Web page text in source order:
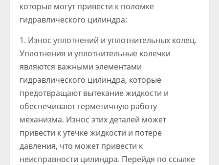
которые могут привести к поломке
гидравлического цилиндра:
1. Износ уплотнений и уплотнительных колец.
Уплотнения и уплотнительные колечки
являются важными элементами
гидравлического цилиндра, которые
предотвращают вытекание жидкости и
обеспечивают герметичную работу
механизма. Износ этих деталей может
привести к утечке жидкости и потере
давления, что может привести к
неисправности цилиндра. Перейдя по ссылке